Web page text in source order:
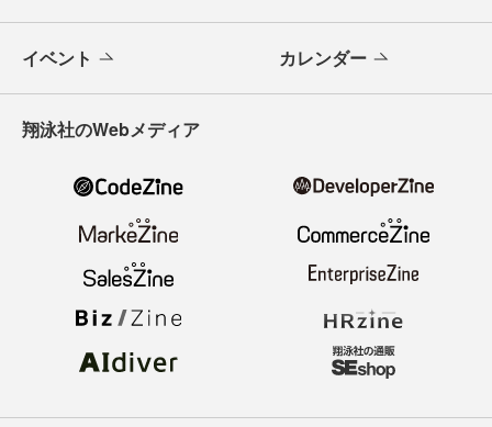
イベント カレンダー
翔泳社のWebメディア